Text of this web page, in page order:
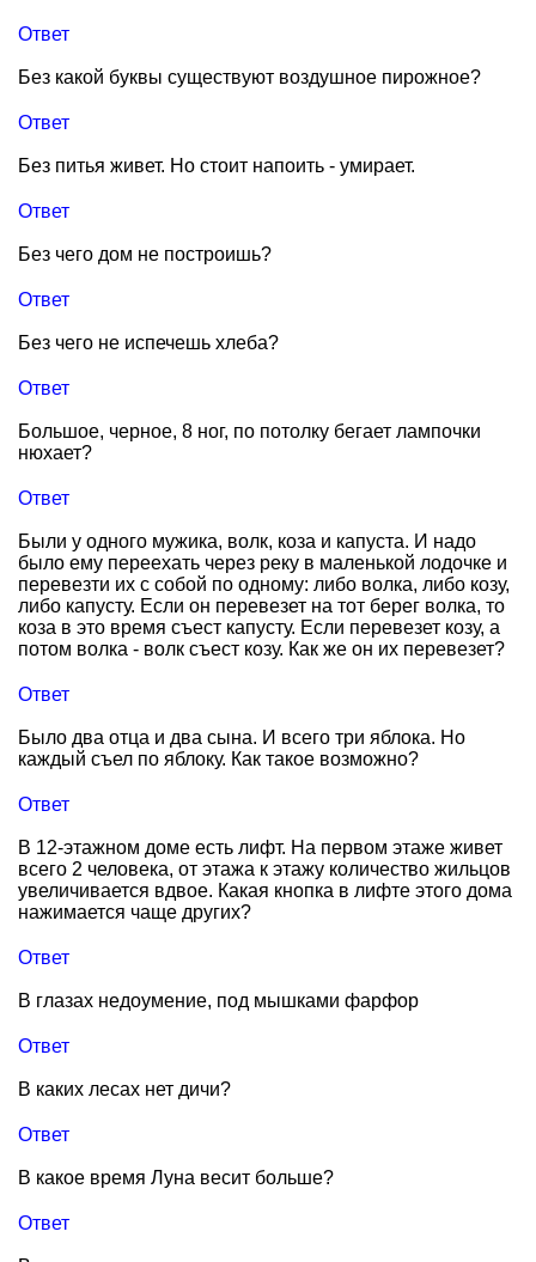
Ответ
Без какой буквы существуют воздушное пирожное?
Ответ
Без питья живет. Но стоит напоить - умирает.
Ответ
Без чего дом не построишь?
Ответ
Без чего не испечешь хлеба?
Ответ
Большое, черное, 8 ног, по потолку бегает лампочки
нюхает?
Ответ
Были у одного мужика, волк, коза и капуста. И надо
было ему переехать через реку в маленькой лодочке и
перевезти их с собой по одному: либо волка, либо козу,
либо капусту. Если он перевезет на тот берег волка, то
коза в это время съест капусту. Если перевезет козу, а
потом волка - волк съест козу. Как же он их перевезет?
Ответ
Было два отца и два сына. И всего три яблока. Но
каждый съел по яблоку. Как такое возможно?
Ответ
В 12-этажном доме есть лифт. На первом этаже живет
всего 2 человека, от этажа к этажу количество жильцов
увеличивается вдвое. Какая кнопка в лифте этого дома
нажимается чаще других?
Ответ
В глазах недоумение, под мышками фарфор
Ответ
В каких лесах нет дичи?
Ответ
В какое время Луна весит больше?
Ответ